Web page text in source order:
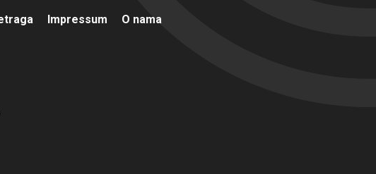
Impressum O nama